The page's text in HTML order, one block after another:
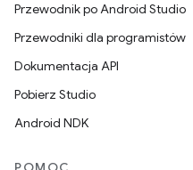
Przewodnik po Android Studio
Przewodniki dla programistów
Dokumentacja API
Pobierz Studio
Android NDK